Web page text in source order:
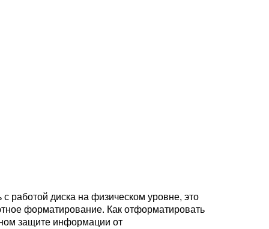
работой диска на физическом уровне, это
форматирование. Как отформатировать
защите информации от